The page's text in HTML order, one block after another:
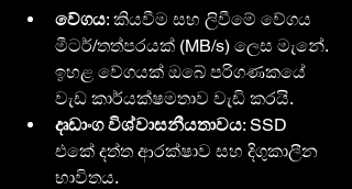
වේගය: කියවීම සහ ලිවීමේ වේගය
මීටර්/තත්පරයක් (MB/s) ලෙස මැනේ.
ඉහළ වේගයක් ඔබේ පරිගණකයේ
වැඩ කාර්යක්ෂමතාව වැඩි කරයි.
දෘඩාංග විශ්වාසනීයතාවය: SSD
එකේ දත්ත ආරක්ෂාව සහ දිගුකාලීන
භාවිතය.